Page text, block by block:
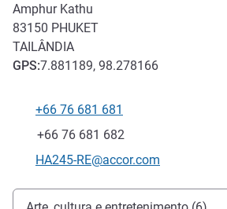
Amphur Kathu
83150 PHUKET
TAILÂNDIA
GPS:7.881189, 98.278166
Telefone
+66 76 681 681
Fax
+66 76 681 682
E-mail de contato
HA245-RE@accor.com
Acesso e transporte